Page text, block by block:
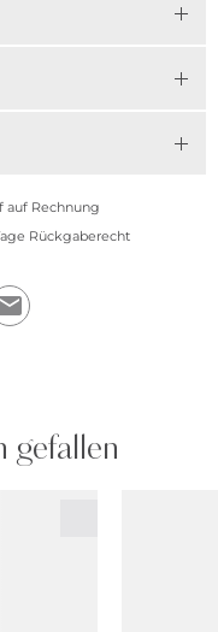
auf Rechnung
Rückgaberecht
gefallen